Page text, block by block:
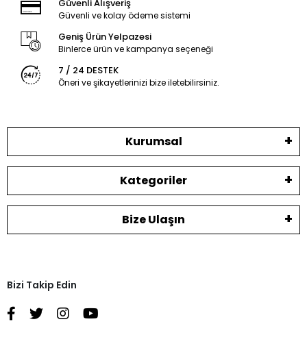
Güvenli Alışveriş
Güvenli ve kolay ödeme sistemi
Geniş Ürün Yelpazesi
Binlerce ürün ve kampanya seçeneği
7 / 24 DESTEK
Öneri ve şikayetlerinizi bize iletebilirsiniz.
Kurumsal
Kategoriler
Bize Ulaşın
Bizi Takip Edin